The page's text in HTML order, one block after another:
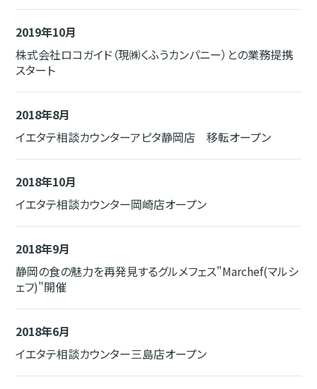
2019年10月
株式会社ロコガイド（現㈱くふうカンパニー）との業務提携
スタート
2018年8月
イエタテ相談カウンターアピタ静岡店 移転オープン
2018年10月
イエタテ相談カウンター岡崎店オープン
2018年9月
静岡の食の魅力を再発見するグルメフェス"Marchef(マルシ
ェフ)"開催
2018年6月
イエタテ相談カウンター三島店オープン